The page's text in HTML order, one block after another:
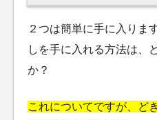
２つは簡単に手に入りま
しを手に入れる方法は、
か？
これについてですが、ど